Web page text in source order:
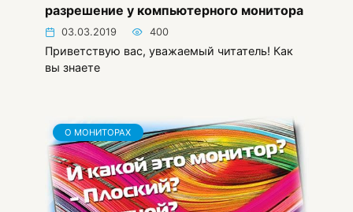
разрешение у компьютерного монитора
03.03.2019 400
Приветствую вас, уважаемый читатель! Как
вы знаете
О МОНИТОРАХ